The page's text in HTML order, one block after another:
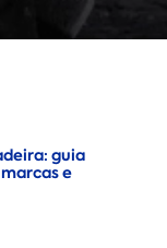
guia
e